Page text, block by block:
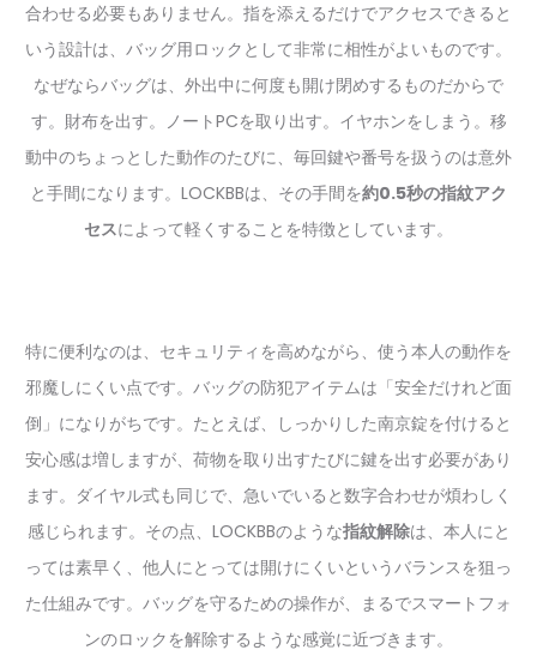
合わせる必要もありません。指を添えるだけでアクセスできると
いう設計は、バッグ用ロックとして非常に相性がよいものです。
なぜならバッグは、外出中に何度も開け閉めするものだからで
す。財布を出す。ノートPCを取り出す。イヤホンをしまう。移
動中のちょっとした動作のたびに、毎回鍵や番号を扱うのは意外
と手間になります。LOCKBBは、その手間を約0.5秒の指紋アク
セスによって軽くすることを特徴としています。
特に便利なのは、セキュリティを高めながら、使う本人の動作を
邪魔しにくい点です。バッグの防犯アイテムは「安全だけれど面
倒」になりがちです。たとえば、しっかりした南京錠を付けると
安心感は増しますが、荷物を取り出すたびに鍵を出す必要があり
ます。ダイヤル式も同じで、急いでいると数字合わせが煩わしく
感じられます。その点、LOCKBBのような指紋解除は、本人にと
っては素早く、他人にとっては開けにくいというバランスを狙っ
た仕組みです。バッグを守るための操作が、まるでスマートフォ
ンのロックを解除するような感覚に近づきます。